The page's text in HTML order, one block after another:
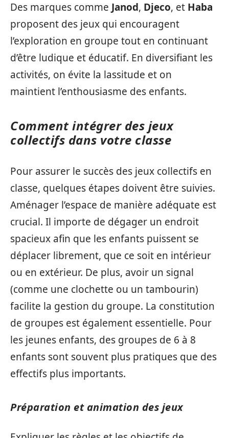
Des marques comme Janod, Djeco, et Haba
proposent des jeux qui encouragent
l’exploration en groupe tout en continuant
d’être ludique et éducatif. En diversifiant les
activités, on évite la lassitude et on
maintient l’enthousiasme des enfants.
Comment intégrer des jeux
collectifs dans votre classe
Pour assurer le succès des jeux collectifs en
classe, quelques étapes doivent être suivies.
Aménager l’espace de manière adéquate est
crucial. Il importe de dégager un endroit
spacieux afin que les enfants puissent se
déplacer librement, que ce soit en intérieur
ou en extérieur. De plus, avoir un signal
(comme une clochette ou un tambourin)
facilite la gestion du groupe. La constitution
de groupes est également essentielle. Pour
les jeunes enfants, des groupes de 6 à 8
enfants sont souvent plus pratiques que des
effectifs plus importants.
Préparation et animation des jeux